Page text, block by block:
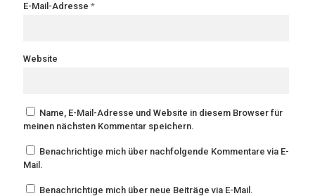
E-Mail-Adresse *
Website
Name, E-Mail-Adresse und Website in diesem Browser für
meinen nächsten Kommentar speichern.
Benachrichtige mich über nachfolgende Kommentare via E-
Mail.
Benachrichtige mich über neue Beiträge via E-Mail.